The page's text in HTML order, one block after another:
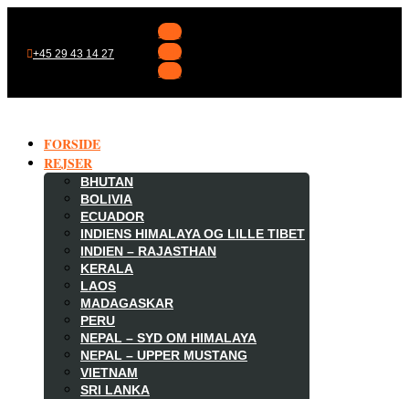
+45 29 43 14 27
Følg
Følg
Følg
FORSIDE
REJSER
BHUTAN
BOLIVIA
ECUADOR
INDIENS HIMALAYA OG LILLE TIBET
INDIEN – RAJASTHAN
KERALA
LAOS
MADAGASKAR
PERU
NEPAL – SYD OM HIMALAYA
NEPAL – UPPER MUSTANG
VIETNAM
SRI LANKA